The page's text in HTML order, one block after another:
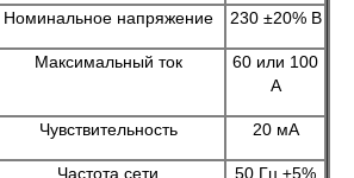
Номинальное напряжение 230 ±20% В
Максимальный ток
60 или 100
А
Чувствительность 20 мА
Частота сети 50 Гц ±5%